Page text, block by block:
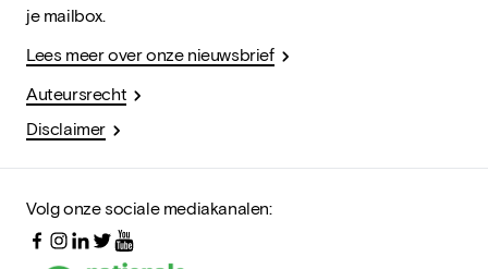
je mailbox.
Lees meer over onze nieuwsbrief
Auteursrecht
Disclaimer
Volg onze sociale mediakanalen: